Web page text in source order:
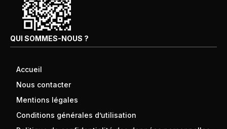
QUI SOMMES-NOUS ?
Accueil
Nous contacter
Mentions légales
Conditions générales d’utilisation